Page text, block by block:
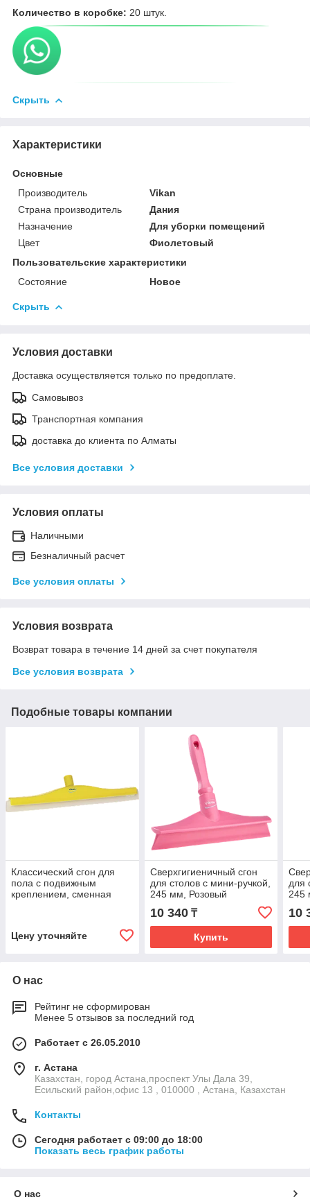
Количество в коробке: 20 штук.
Скрыть
Характеристики
Основные
Производитель
Vikan
Страна производитель
Дания
Назначение
Для уборки помещений
Цвет
Фиолетовый
Пользовательские характеристики
Состояние
Новое
Скрыть
Условия доставки
Доставка осуществляется только по предоплате.
Самовывоз
Транспортная компания
доставка до клиента по Алматы
Все условия доставки
Условия оплаты
Наличными
Безналичный расчет
Все условия оплаты
Условия возврата
Возврат товара в течение 14 дней за счет покупателя
Все условия возврата
Подобные товары компании
Классический сгон для
пола с подвижным
креплением, сменная
Цену уточняйте
Сверхгигиеничный сгон
для столов с мини-ручкой,
245 мм, Розовый
10 340₸
Купить
для
245
10
О нас
Рейтинг не сформирован
Менее 5 отзывов за последний год
Работает с 26.05.2010
г. Астана
Казахстан, город Астана,проспект Улы Дала 39,
Есильский район,офис 13 , 010000 , Астана, Казахстан
Контакты
Сегодня работает с 09:00 до 18:00
Показать весь график работы
О нас